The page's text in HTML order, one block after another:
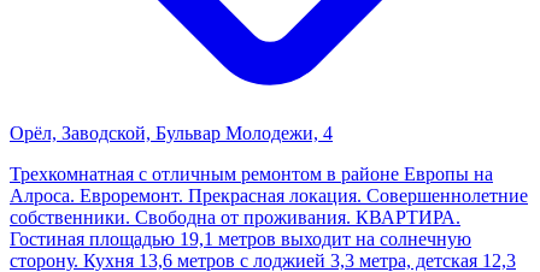
Орёл, Заводской, Бульвар Молодежи, 4
Трехкомнатная с отличным ремонтом в районе Европы на
Алроса. Евроремонт. Прекрасная локация. Совершеннолетние
собственники. Свободна от проживания. КВАРТИРА.
Гостиная площадью 19,1 метров выходит на солнечную
сторону. Кухня 13,6 метров с лоджией 3,3 метра, детская 12,3